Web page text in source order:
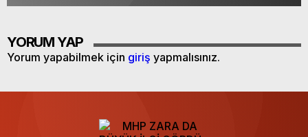
YORUM YAP
Yorum yapabilmek için giriş yapmalısınız.